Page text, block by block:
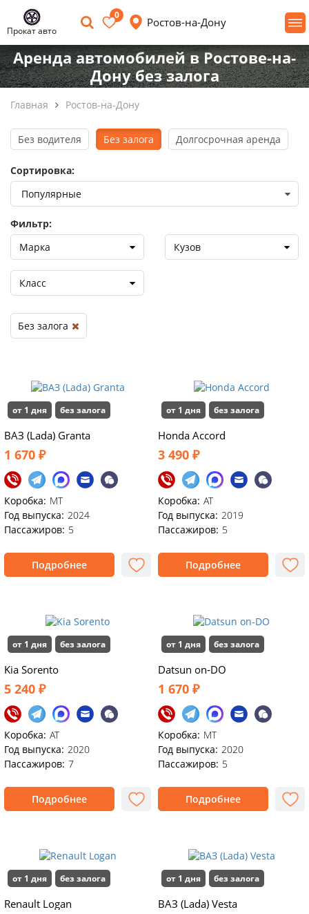
Прокат авто
0
Ростов-на-Дону
Аренда автомобилей в Ростове-на-
Дону без залога
Главная Ростов-на-Дону
от 1 дня без залога
ВАЗ (Lada) Granta
1 670 ₽
Коробка: MT
Год выпуска: 2024
Пассажиров: 5
Подробнее
от 1 дня без залога
Honda Accord
3 490 ₽
Коробка: АТ
Год выпуска: 2019
Пассажиров: 5
Подробнее
от 1 дня без залога
Kia Sorento
5 240 ₽
Коробка: AT
Год выпуска: 2020
Пассажиров: 7
Подробнее
от 1 дня без залога
Datsun on‑DO
1 670 ₽
Коробка: MT
Год выпуска: 2020
Пассажиров: 5
Подробнее
от 1 дня без залога
Renault Logan
от 1 дня без залога
ВАЗ (Lada) Vesta
Без водителя Без залога Долгосрочная аренда
Сортировка:
Фильтр:
Марка
Кузов
Класс
Без залога